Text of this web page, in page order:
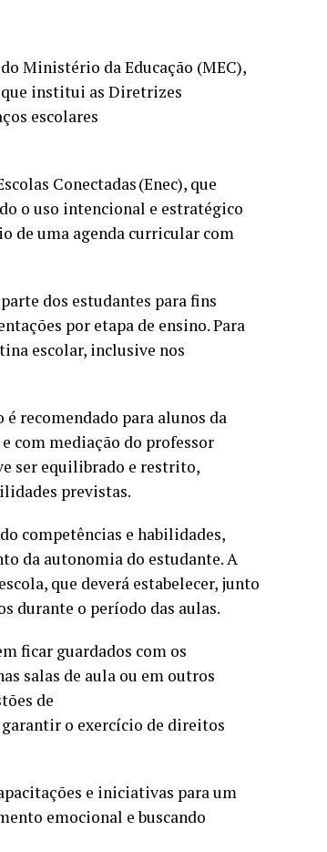
Ministério da Educação (MEC),
que institui as Diretrizes
escolares
Conectadas (Enec), que
o uso intencional e estratégico
de uma agenda curricular com
dos estudantes para fins
por etapa de ensino. Para
escolar, inclusive nos
recomendado para alunos da
com mediação do professor
ser equilibrado e restrito,
previstas.
competências e habilidades,
da autonomia do estudante. A
que deverá estabelecer, junto
durante o período das aulas.
ficar guardados com os
salas de aula ou em outros
de
o exercício de direitos
e iniciativas para um
emocional e buscando